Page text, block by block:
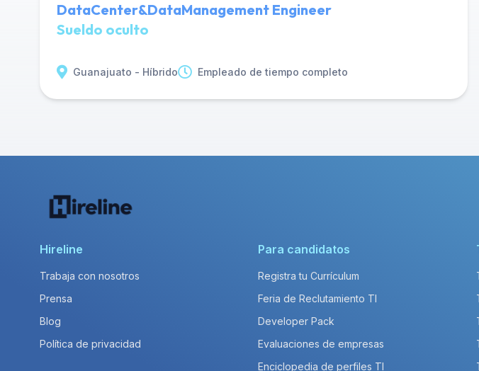
DataCenter&DataManagement Engineer
Sueldo oculto
Guanajuato - Híbrido Empleado de tiempo completo
Hireline
Trabaja con nosotros
Prensa
Blog
Política de privacidad
Para candidatos
Registra tu Currículum
Feria de Reclutamiento TI
Developer Pack
Evaluaciones de empresas
Enciclopedia de perfiles TI